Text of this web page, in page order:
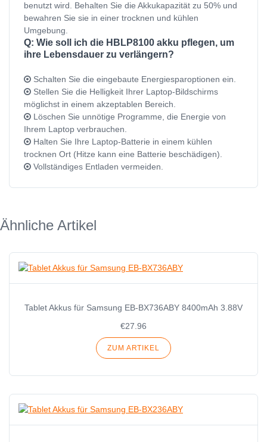
benutzt wird. Behalten Sie die Akkukapazität zu 50% und
bewahren Sie sie in einer trocknen und kühlen
Umgebung.
Q: Wie soll ich die HBLP8100 akku pflegen, um
ihre Lebensdauer zu verlängern?
Schalten Sie die eingebaute Energiesparoptionen ein.
Stellen Sie die Helligkeit Ihrer Laptop-Bildschirms
möglichst in einem akzeptablen Bereich.
Löschen Sie unnötige Programme, die Energie von
Ihrem Laptop verbrauchen.
Halten Sie Ihre Laptop-Batterie in einem kühlen
trocknen Ort (Hitze kann eine Batterie beschädigen).
Vollständiges Entladen vermeiden.
Ähnliche Artikel
Tablet Akkus für Samsung EB-BX736ABY 8400mAh 3.88V
€27.96
ZUM ARTIKEL